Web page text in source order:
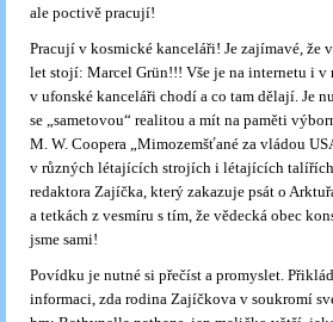
ale poctivě pracují!
Pracují v kosmické kanceláři! Je zajímavé, že
let stojí: Marcel Grün!!! Vše je na internetu i
v ufonské kanceláři chodí a co tam dělají. Je
se „sametovou“ realitou a mít na paměti
M. W. Coopera „Mimozemšťané za vládou
v různých létajících strojích i létajících
redaktora Zajíčka, který zakazuje psát o
a tetkách z vesmíru s tím, že vědecká obec
jsme sami!
Povídku je nutné si přečíst a promyslet.
informaci, zda rodina Zajíčkova v soukromí